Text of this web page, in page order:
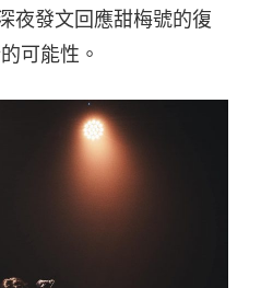
夜發文回應甜梅號的復
可能性。